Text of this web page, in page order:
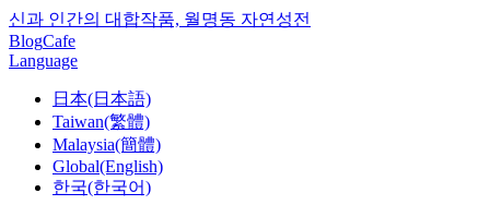
신과 인간의 대합작품, 월명동 자연성전
BlogCafe
Language
日本(日本語)
Taiwan(繁體)
Malaysia(簡體)
Global(English)
한국(한국어)